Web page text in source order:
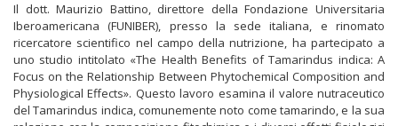
Il dott. Maurizio Battino, direttore della Fondazione Universitaria
Iberoamericana (FUNIBER), presso la sede italiana, e rinomato
ricercatore scientifico nel campo della nutrizione, ha partecipato a
uno studio intitolato «The Health Benefits of Tamarindus indica: A
Focus on the Relationship Between Phytochemical Composition and
Physiological Effects». Questo lavoro esamina il valore nutraceutico
del Tamarindus indica, comunemente noto come tamarindo, e la sua